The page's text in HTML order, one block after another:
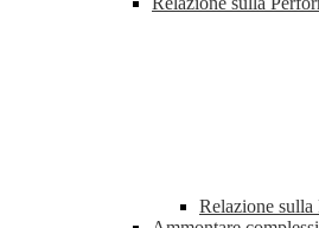
Relazione sulla